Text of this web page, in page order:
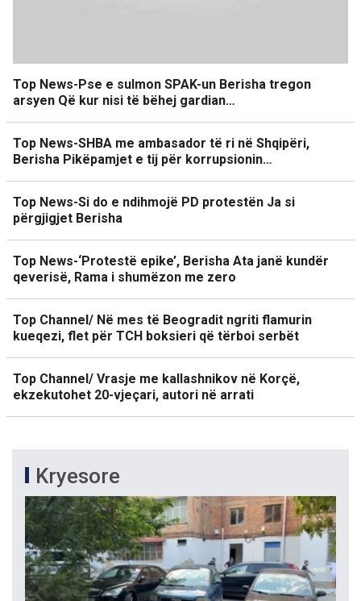
Top News-Pse e sulmon SPAK-un Berisha tregon
arsyen Që kur nisi të bëhej gardian…
Top News-SHBA me ambasador të ri në Shqipëri,
Berisha Pikëpamjet e tij për korrupsionin…
Top News-Si do e ndihmojë PD protestën Ja si
përgjigjet Berisha
Top News-‘Protestë epike’, Berisha Ata janë kundër
qeverisë, Rama i shumëzon me zero
Top Channel/ Në mes të Beogradit ngriti flamurin
kueqezi, flet për TCH boksieri që tërboi serbët
Top Channel/ Vrasje me kallashnikov në Korçë,
ekzekutohet 20-vjeçari, autori në arrati
Kryesore